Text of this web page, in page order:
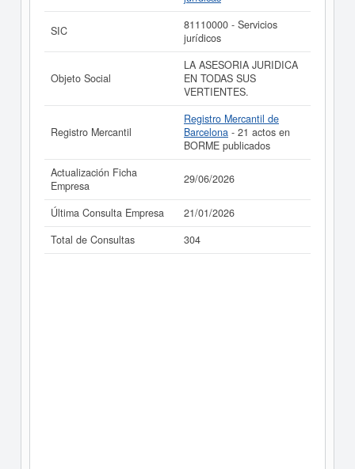
SIC
81110000 - Servicios
jurídicos
Objeto Social
LA ASESORIA JURIDICA
EN TODAS SUS
VERTIENTES.
Registro Mercantil
Registro Mercantil de
Barcelona - 21 actos en
BORME publicados
Actualización Ficha
Empresa
29/06/2026
Última Consulta Empresa
21/01/2026
Total de Consultas
304